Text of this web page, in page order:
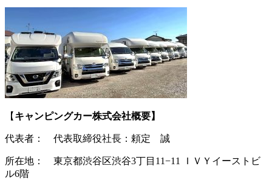
【 キャンピングカー株式会社概要】
代表者： 代表取締役社長：頼定 誠
所在地： 東京都渋谷区渋谷3丁目11−11 ＩＶＹイーストビ
ル6階